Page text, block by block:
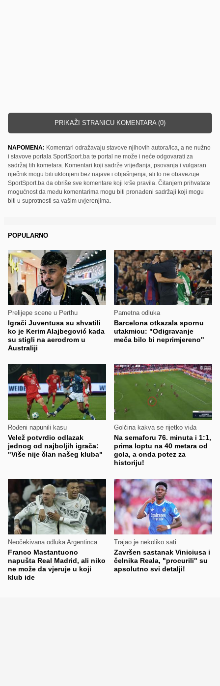
PRIKAŽI STRANICU KOMENTARA (0)
NAPOMENA: Komentari odražavaju stavove njihovih autora/ica, a ne nužno
i stavove portala SportSport.ba te portal ne može i neće odgovarati za
sadržaj tih kometara. Komentari koji sadrže vrijeđanja, psovanja i vulgaran
riječnik mogu biti uklonjeni bez najave i objašnjenja, ali to ne obavezuje
SportSport.ba da obriše sve komentare koji krše pravila. Čitanjem prihvatate
mogućnost da među komentarima mogu biti pronađeni sadržaji koji mogu
biti u suprotnosti sa vašim uvjerenjima.
POPULARNO
Prelijepe scene u Perthu
Igrači Juventusa su shvatili
ko je Kerim Alajbegović kada
su stigli na aerodrom u
Australiji
Pametna odluka
Barcelona otkazala spornu
utakmicu: "Odigravanje
meča bilo bi neprimjereno"
Rođeni napunili kasu
Velež potvrdio odlazak
jednog od najboljih igrača:
"Više nije član našeg kluba"
Golčina kakva se rijetko viđa
Na semaforu 76. minuta i 1:1,
prima loptu na 40 metara od
gola, a onda potez za
historiju!
Neočekivana odluka Argentinca
Franco Mastantuono
napušta Real Madrid, ali niko
ne može da vjeruje u koji
klub ide
Trajao je nekoliko sati
Završen sastanak Viniciusa i
čelnika Reala, "procurili" su
apsolutno svi detalji!